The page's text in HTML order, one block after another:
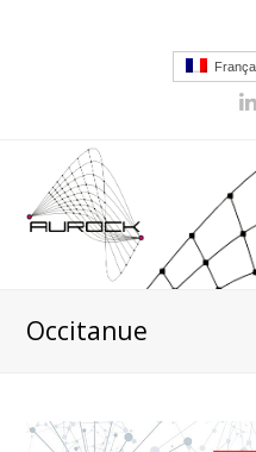
Occitanue